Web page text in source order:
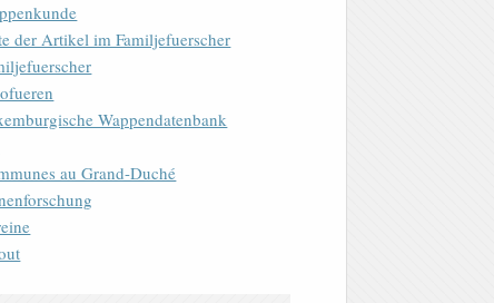
der Artikel im Familjefuerscher
Wappendatenbank
au Grand-Duché